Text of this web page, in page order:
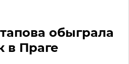
обыграла
в Праге